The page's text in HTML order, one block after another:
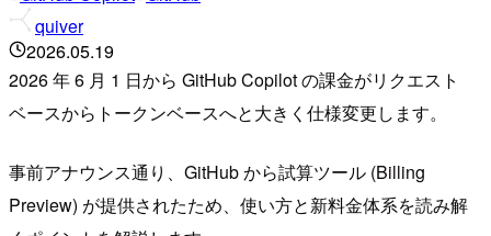
quiver
2026.05.19
2026 年 6 月 1 日から GitHub Copilot の課金がリクエスト
ベースからトークンベースへと大きく仕様変更します。
事前アナウンス通り、GitHub から試算ツール (Billing
Preview) が提供されたため、使い方と新料金体系を読み解